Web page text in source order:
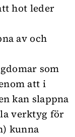
hot leder
av och
som
att i
kan slappna
verktyg för
kunna